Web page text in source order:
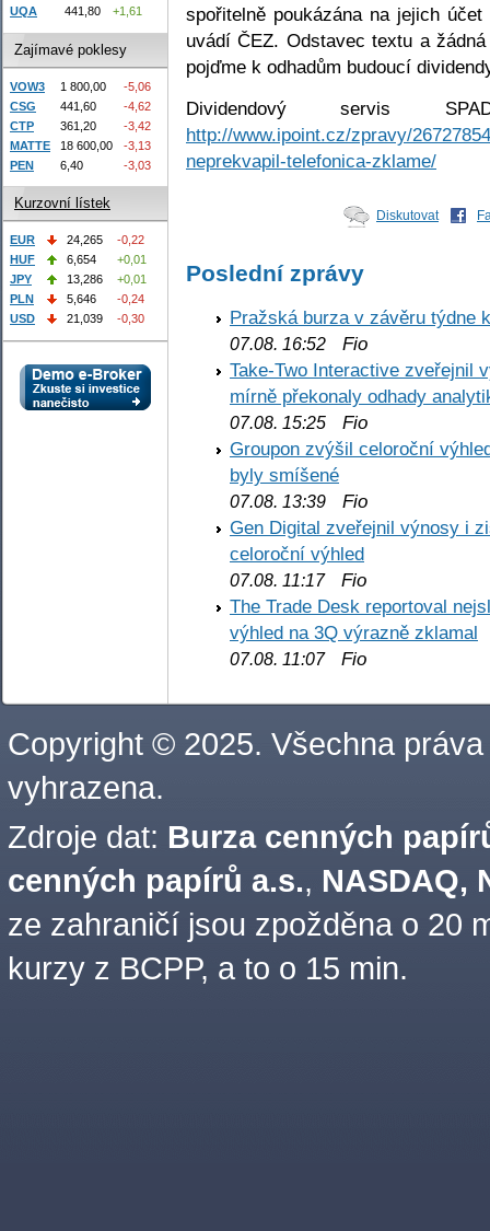
spořitelně poukázána na jejich
uvádí ČEZ. Odstavec textu a
pojďme k odhadům budoucí
Dividendový servis
http://www.ipoint.cz/zpravy/
neprekvapil-telefonica-zklame/
Diskutovat
Poslední zprávy
Pražská burza v závěru týdne
07.08. 16:52 Fio
Take-Two Interactive zveřejnil
mírně překonaly odhady
07.08. 15:25 Fio
Groupon zvýšil celoroční
byly smíšené
07.08. 13:39 Fio
Gen Digital zveřejnil výnosy i
celoroční výhled
07.08. 11:17Fio
The Trade Desk reportoval
výhled na 3Q výrazně zklamal
07.08. 11:07Fio
UQA
441,80 +1,61
Zajímavé poklesy
VOW3 1 800,00
-5,06
CSG
441,60
-4,62
CTP
361,20
-3,42
MATTE
18 600,00
-3,13
PEN
6,40 -3,03
Kurzovní lístek
EUR 24,265
-0,22
HUF
6,654
+0,01
JPY
13,286
+0,01
PLN
5,646
-0,24
USD
21,039 -0,30
Copyright © 2025. Všechna práva
vyhrazena.
Zdroje dat: Burza cenných
cenných papírů a.s., NASDAQ,
ze zahraničí jsou zpožděna o 20
kurzy z BCPP, a to o 15 min.